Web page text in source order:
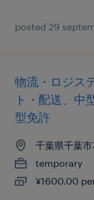
posted 29
物流・ロジス
ト・配送、中
型免許
千葉県千葉
temporary
¥1600.00